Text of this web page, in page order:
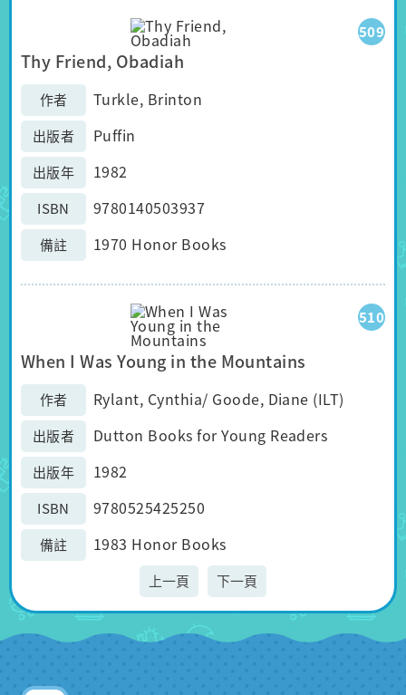
509
Thy Friend, Obadiah
作者 Turkle, Brinton
出版者 Puffin
出版年 1982
ISBN 9780140503937
備註 1970 Honor Books
510
When I Was Young in the Mountains
作者 Rylant, Cynthia/ Goode, Diane (ILT)
出版者 Dutton Books for Young Readers
出版年 1982
ISBN 9780525425250
備註 1983 Honor Books
上一頁 下一頁